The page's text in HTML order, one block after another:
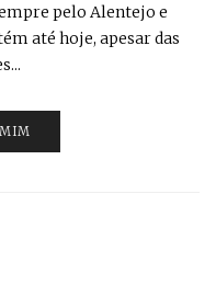
pelo Alentejo e
até hoje, apesar das